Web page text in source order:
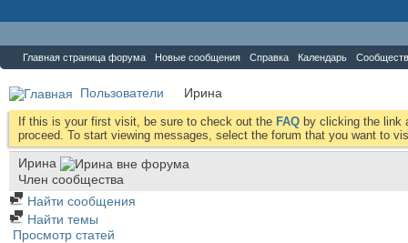
Главная страница форума Новые сообщения Справка Календарь
Пользователи Иринa
If this is your first visit, be sure to check out the FAQ by clicking the link
proceed. To start viewing messages, select the forum that you want to
Иринa
Член сообщества
Найти сообщения
Найти темы
Просмотр статей